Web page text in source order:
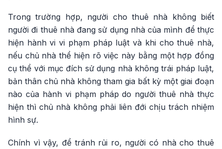
Trong trường hợp, người cho thuê nhà không biết
người đi thuê nhà đang sử dụng nhà của mình để thực
hiện hành vi vi phạm pháp luật và khi cho thuê nhà,
nếu chủ nhà thể hiện rõ việc này bằng một hợp đồng
cụ thể với mục đích sử dụng nhà không trái pháp luật,
bản thân chủ nhà không tham gia bất kỳ một giai đoạn
nào của hành vi phạm pháp do người thuê nhà thực
hiện thì chủ nhà không phải liên đới chịu trách nhiệm
hình sự.
Chính vì vậy, để tránh rủi ro, người có nhà cho thuê